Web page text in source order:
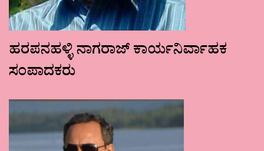
ಹರಪನಹಳ್ಳಿ ನಾಗರಾಜ್ ಕಾರ್ಯನಿರ್ವಾಹಕ
ಸಂಪಾದಕರು